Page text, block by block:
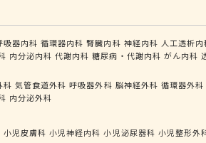
吸器内科 循環器内科 腎臓内科 神経内科 人工透析内
内分泌内科 代謝内科 糖尿病・代謝内科 がん内科
科 気管食道外科 呼吸器外科 脳神経外科 循環器外科
内分泌外科
小児皮膚科 小児神経内科 小児泌尿器科 小児整形外